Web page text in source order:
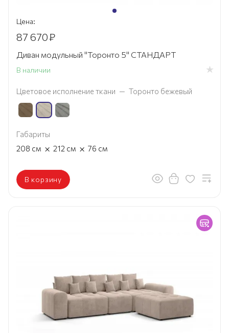
Цена:
87 670₽
Диван модульный "Торонто 5" СТАНДАРТ
В наличии
Цветовое исполнение ткани — Торонто бежевый
Габариты
208 см × 212 см × 76 см
В корзину